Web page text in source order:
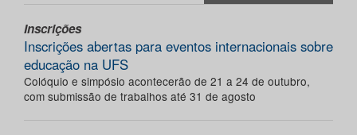
Inscrições
Inscrições abertas para eventos internacionais sobre
educação na UFS
Colóquio e simpósio acontecerão de 21 a 24 de outubro,
com submissão de trabalhos até 31 de agosto